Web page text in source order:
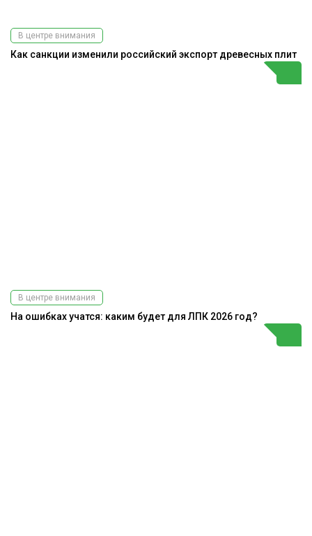
В центре внимания
Как санкции изменили российский экспорт древесных плит
В центре внимания
На ошибках учатся: каким будет для ЛПК 2026 год?